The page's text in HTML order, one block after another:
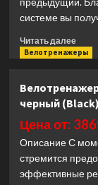
системе вы
Читать далее
CB1
цена)
Велотренажеры
черный
Цена от:
Описание С
стремится
эффективные